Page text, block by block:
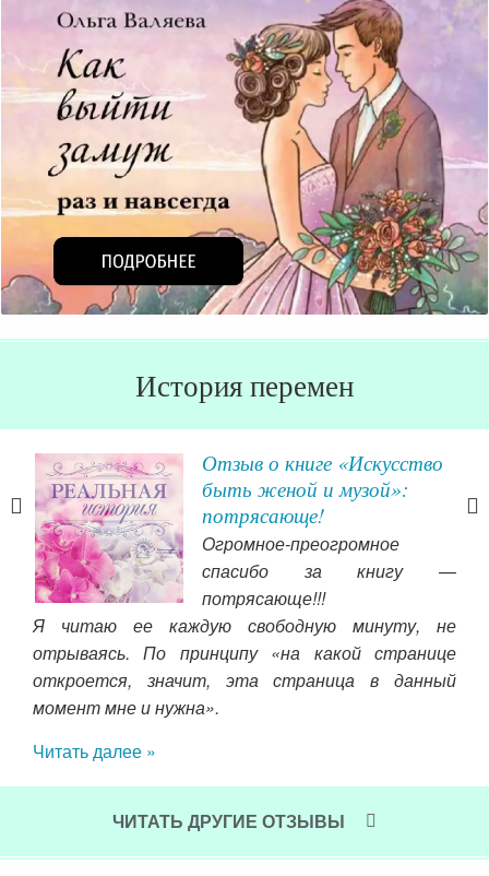
История перемен
и
Отзыв о книге «Искусство
быть женой и музой»:
потрясающе!
Огромное-преогромное
спасибо за книгу —
потрясающе!!!
Я читаю ее каждую свободную минуту, не
отрываясь. По принципу «на какой странице
откроется, значит, эта страница в данный
момент мне и нужна».
Читать далее »
ЧИТАТЬ ДРУГИЕ ОТЗЫВЫ